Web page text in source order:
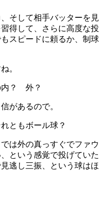
そして相手バッターを見
得して、さらに高度な投
スピードに頼るか、制球
。
？ 外？
があるので。
ともボール球？
は外の真っすぐでファウ
という感覚で投げていた
逃し三振、という球はほ